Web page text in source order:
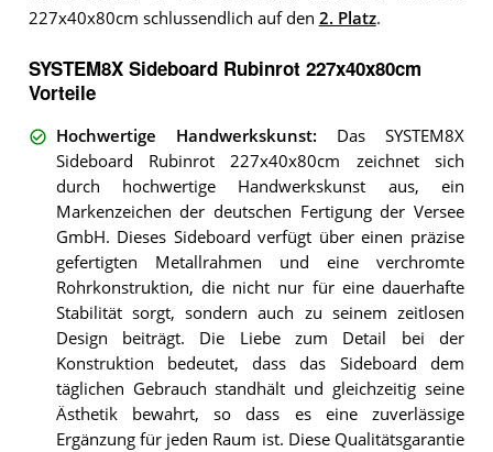
227x40x80cm schlussendlich auf den 2. Platz.
SYSTEM8X Sideboard Rubinrot 227x40x80cm
Vorteile
Hochwertige Handwerkskunst: Das SYSTEM8X
Sideboard Rubinrot 227x40x80cm zeichnet sich
durch hochwertige Handwerkskunst aus, ein
Markenzeichen der deutschen Fertigung der Versee
GmbH. Dieses Sideboard verfügt über einen präzise
gefertigten Metallrahmen und eine verchromte
Rohrkonstruktion, die nicht nur für eine dauerhafte
Stabilität sorgt, sondern auch zu seinem zeitlosen
Design beiträgt. Die Liebe zum Detail bei der
Konstruktion bedeutet, dass das Sideboard dem
täglichen Gebrauch standhält und gleichzeitig seine
Ästhetik bewahrt, so dass es eine zuverlässige
Ergänzung für jeden Raum ist. Diese Qualitätsgarantie